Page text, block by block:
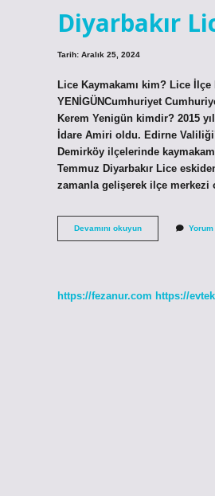
Diyarbakır
Tarih: Aralık 25, 2024
Lice Kaymakamı kim? Lice
YENİGÜNCumhuriyet
Kerem Yenigün kimdir? 2015
İdare Amiri oldu. Edirne
Demirköy ilçelerinde kaymakam
Temmuz Diyarbakır Lice
zamanla gelişerek ilçe
Devamını okuyunDiyarbakır
Lice
Yorum
https://fezanur.com https://